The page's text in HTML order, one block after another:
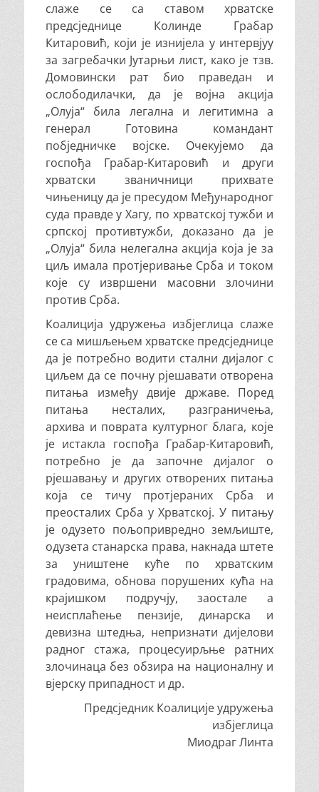
слаже се са ставом хрватске
предсједнице Колинде Грабар
Китаровић, који је изнијела у интервјуу
за загребачки Јутарњи лист, како је тзв.
Домовински рат био праведан и
ослободилачки, да је војна акција
„Олуја“ била легална и легитимна а
генерал Готовина командант
побједничке војске. Очекујемо да
госпођа Грабар-Китаровић и други
хрватски званичници прихвате
чињеницу да је пресудом Међународног
суда правде у Хагу, по хрватској тужби и
српској противтужби, доказано да је
„Олуја“ била нелегална акција која је за
циљ имала протјеривање Срба и током
које су извршени масовни злочини
против Срба.
Коалиција удружења избјеглица слаже
се са мишљењем хрватске предсједнице
да је потребно водити стални дијалог с
циљем да се почну рјешавати отворена
питања између двије државе. Поред
питања несталих, разграничења,
архива и поврата културног блага, које
је истакла госпођа Грабар-Китаровић,
потребно је да започне дијалог о
рјешавању и других отворених питања
која се тичу протјераних Срба и
преосталих Срба у Хрватској. У питању
је одузето пољопривредно земљиште,
одузета станарска права, накнада штете
за уништене куће по хрватским
градовима, обнова порушених кућа на
крајишком подручју, заостале а
неисплаћење пензије, динарска и
девизна штедња, непризнати дијелови
радног стажа, процесуирљње ратних
злочинаца без обзира на националну и
вјерску припадност и др.
Предсједник Коалиције удружења
избјеглица
Миодраг Линта